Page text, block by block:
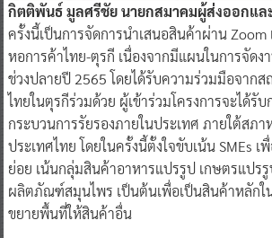
กิตติพันธ์ มูลศรีชัย นายกสมาคมผู้ส่งออกแล
ครั้งนี้เป็นการจัดการนำเสนอสินค้าผ่าน Zoom
หอการค้าไทย-ตุรกี เนื่องจากมีแผนในการจัดง
ช่วงปลายปี 2565 โดยได้รับความร่วมมือจากส
ไทยในตุรกีร่วมด้วย ผู้เข้าร่วมโครงการจะได้รับ
กระบวนการรัยรองภายในประเทศ ภายใต้สภา
ประเทศไทย โดยในครั้งนี้ตั้งใจขับเน้น SMEs เ
ย่อย เน้นกลุ่มสินค้าอาหารแปรรูป เกษตรแปรรู
ผลิตภัณฑ์สมุนไพร เป็นต้นเพื่อเป็นสินค้าหลักใ
ขยายพื้นที่ให้สินค้าอื่น